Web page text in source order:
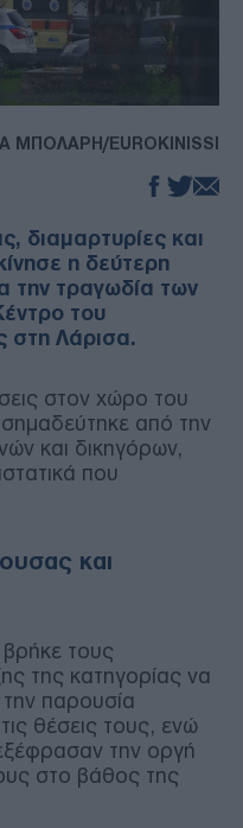
ΜΠΟΛΑΡΗ/EUROKINISSI
διαμαρτυρίες και
η δεύτερη
την τραγωδία των
του
στη Λάρισα.
στον χώρο του
από την
και δικηγόρων,
που
και
τους
της κατηγορίας να
την παρουσία
θέσεις τους, ενώ
την οργή
στο βάθος της